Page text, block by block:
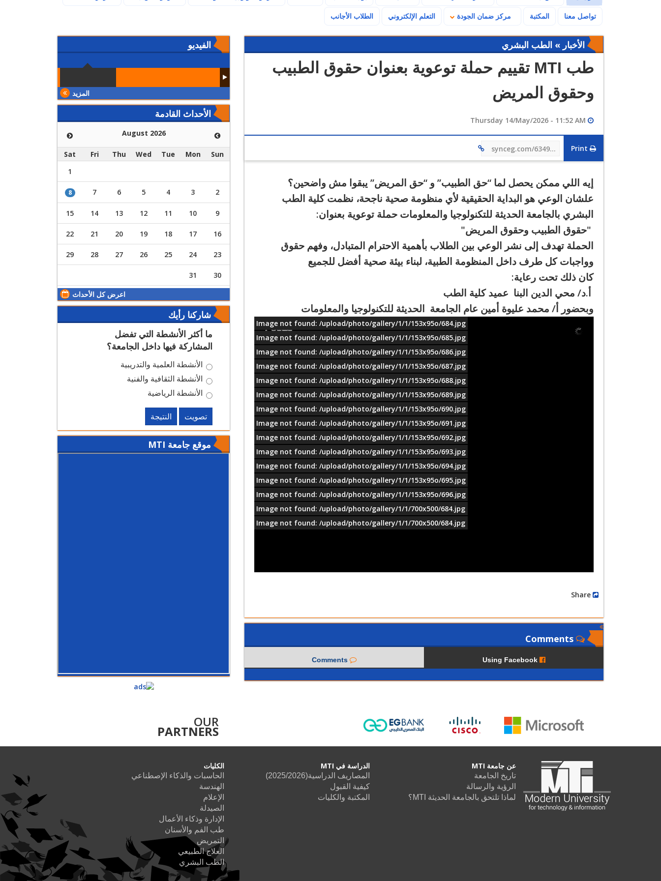
تواصل معنا المكتبة مركز ضمان الجودة التعلم الإلكتروني الطلاب الأجانب
الأخبار » الطب البشري
طب MTI تقييم حملة توعوية بعنوان حقوق الطبيب
وحقوق المريض
synceg.com/634981
إيه اللي ممكن يحصل لما “حق الطبيب” و “حق المريض” يبقوا مش واضحين؟
علشان الوعي هو البداية الحقيقية لأي منظومة صحية ناجحة، نظمت كلية الطب
البشري بالجامعة الحديثة للتكنولوجيا والمعلومات حملة توعوية بعنوان:
"حقوق الطبيب وحقوق المريض"
الحملة تهدف إلى نشر الوعي بين الطلاب بأهمية الاحترام المتبادل، وفهم حقوق
وواجبات كل طرف داخل المنظومة الطبية، لبناء بيئة صحية أفضل للجميع
كان ذلك تحت رعاية:
أ.د/ محي الدين البنا عميد كلية الطب
وبحضور أ/ محمد عليوة أمين عام الجامعة الحديثة للتكنولوجيا والمعلومات
معلومات
Image not found: /upload/photo/gallery/1/1/153x95o/684.jpg
Image not found: /upload/photo/gallery/1/1/153x95o/685.jpg
Image not found: /upload/photo/gallery/1/1/153x95o/686.jpg
Image not found: /upload/photo/gallery/1/1/153x95o/687.jpg
Image not found: /upload/photo/gallery/1/1/153x95o/688.jpg
Image not found: /upload/photo/gallery/1/1/153x95o/689.jpg
Image not found: /upload/photo/gallery/1/1/153x95o/690.jpg
Image not found: /upload/photo/gallery/1/1/153x95o/691.jpg
Image not found: /upload/photo/gallery/1/1/153x95o/692.jpg
Image not found: /upload/photo/gallery/1/1/153x95o/693.jpg
Image not found: /upload/photo/gallery/1/1/153x95o/694.jpg
Image not found: /upload/photo/gallery/1/1/153x95o/695.jpg
Image not found: /upload/photo/gallery/1/1/153x95o/696.jpg
Image not found: /upload/photo/gallery/1/1/700x500/684.jpg
Image not found: /upload/photo/gallery/1/1/700x500/684.jpg
Using Facebook
الفيديو
المزيد
الأحداث القادمة
August 2026
Sun
Mon
Tue
Wed
Thu
Fri
Sat
1
2
3
4
5
6
7
8
9
10
11
12
13
14
15
16
17
18
19
20
21
22
23
24
25
26
27
28
29
30
31
اعرض كل الأحداث
شاركنا رأيك
ما أكثر الأنشطة التي تفضل
المشاركة فيها داخل الجامعة؟
الأنشطة العلمية والتدريبية
الأنشطة الثقافية والفنية
الأنشطة الرياضية
تصويت النتيجة
موقع جامعة MTI
OUR
PARTNERS
عن جامعة MTI
تاريخ الجامعة
الرؤية والرسالة
لماذا تلتحق بالجامعة الحديثة MTI؟
الدراسة في MTI
المصاريف الدراسية(2025/2026)
كيفية القبول
المكتبة والكليات
الكليات
الحاسبات والذكاء الإصطناعي
الهندسة
الإعلام
الصيدلة
الإدارة وذكاء الأعمال
طب الفم والأسنان
التمريض
العلاج الطبيعي
الطب البشري